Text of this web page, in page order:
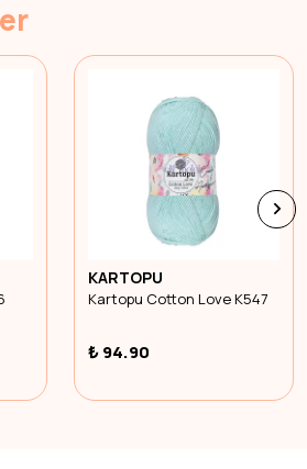
KARTOPU
Kartopu Cotton Love K547
₺ 94.90